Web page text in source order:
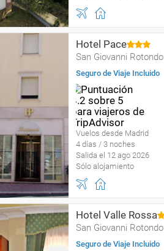
Hotel Pace
San Giovanni Rotondo
Seguro de Viaje Incluido
Vuelos desde Madrid
4 días / 3 noches
Salida el 12 ago 2026
Sólo alojamiento
Hotel Valle Rossa
San Giovanni Rotondo
Seguro de Viaje Incluido